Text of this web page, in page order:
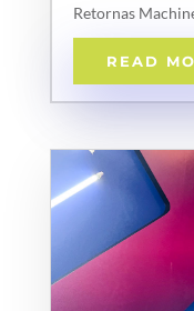
Retornas
READ